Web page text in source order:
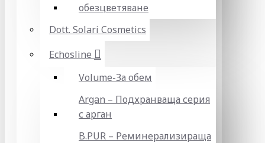
обезцветяване
Dott. Solari Cosmetics
Echosline
Volume-За обем
Argan – Подхранваща серия
с арган
B.PUR – Реминерализираща